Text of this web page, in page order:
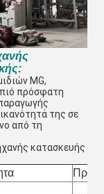
MG,
πρόσφατη
της σε
από τη
κατασκευής